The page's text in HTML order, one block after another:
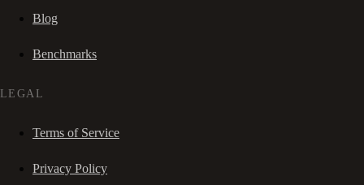
Blog
Benchmarks
LEGAL
Terms of Service
Privacy Policy